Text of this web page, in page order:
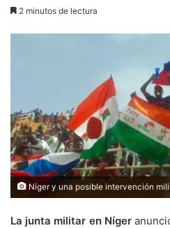
2 minutos de lectura
Níger y una posible intervención
La junta militar en Níger